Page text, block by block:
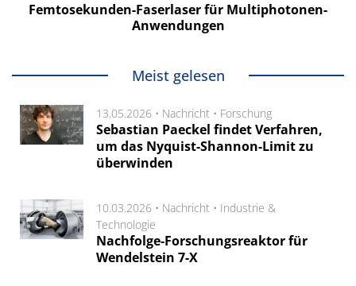
Femtosekunden-Faserlaser für Multiphotonen-
Anwendungen
Meist gelesen
13.05.2026 • Nachricht • Forschung
Sebastian Paeckel findet Verfahren,
um das Nyquist-Shannon-Limit zu
überwinden
10.03.2026 • Nachricht • Industrie &
Technologie
Nachfolge-Forschungsreaktor für
Wendelstein 7-X